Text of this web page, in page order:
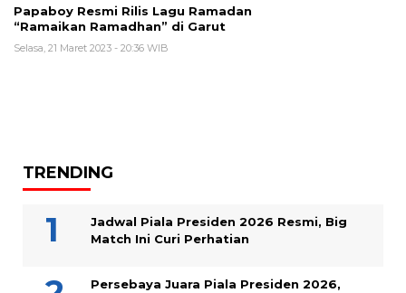
Papaboy Resmi Rilis Lagu Ramadan
“Ramaikan Ramadhan” di Garut
Selasa, 21 Maret 2023 - 20:36 WIB
TRENDING
Jadwal Piala Presiden 2026 Resmi, Big
Match Ini Curi Perhatian
Persebaya Juara Piala Presiden 2026,